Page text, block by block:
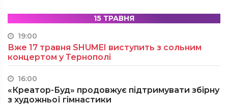
15 ТРАВНЯ
19:00
Вже 17 травня SHUMEI виступить з сольним
концертом у Тернополі
16:00
«Креатор-Буд» продовжує підтримувати збірну
з художньої гімнастики